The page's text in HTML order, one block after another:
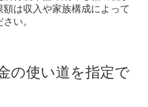
は収入や家族構成によって
い。
使い道を指定で